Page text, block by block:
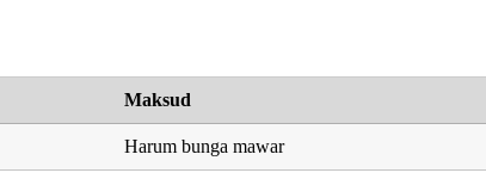
Maksud
Harum bunga mawar